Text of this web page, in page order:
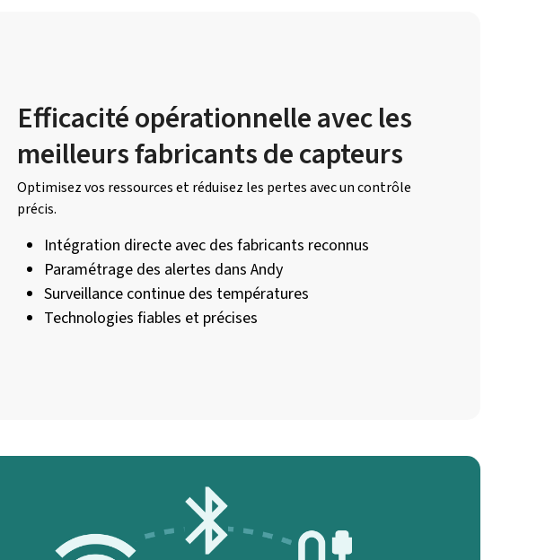
Efficacité opérationnelle avec les
meilleurs fabricants de capteurs
Optimisez vos ressources et réduisez les pertes avec un contrôle
précis.
Intégration directe avec des fabricants reconnus
Paramétrage des alertes dans Andy
Surveillance continue des températures
Technologies fiables et précises